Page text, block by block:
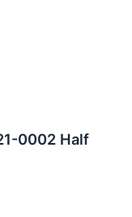
0002 Half